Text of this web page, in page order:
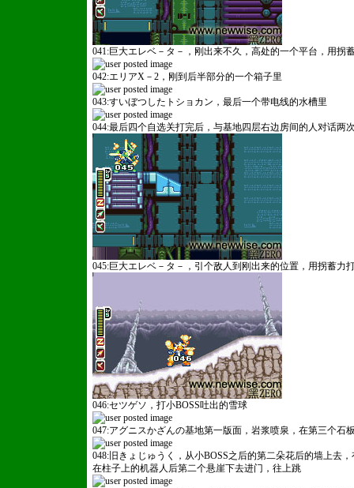
041:巨大エレベ－タ－，刚出来不久，高处的一个平台，用拐
042:エリアX－2，刚到后半部分的一个箱子里
043:すいぼつしたトショカン，最后一个带电线的水槽里
044:最后四个自选关打完后，与基地四层右边房间的人对话两
045:巨大エレベ－タ－，引个敌人到刚出来的位置，用拐蓄力
046:セツゲソ，打小BOSS吐出的雪球
047:アグニスかざんの基地第一版面，岩浆喷泉，在第三个石
048:旧きょじゅうく，从小BOSS之后的第二朵花后的墙上去
在柱子上的机器人后第二个悬崖下去进门，往上跳